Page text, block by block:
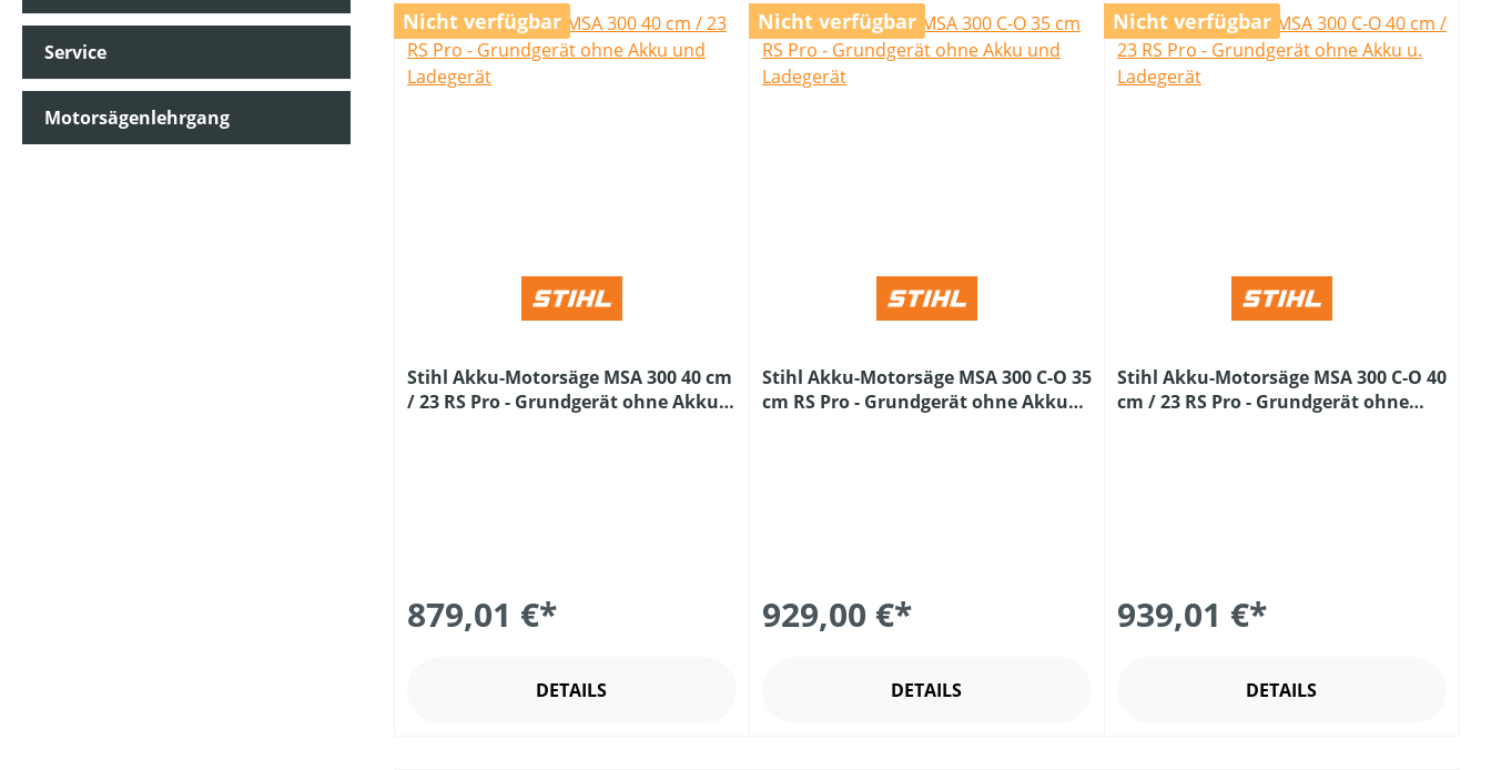
Service
Motorsägenlehrgang
Nicht verfügbar
Stihl Akku-Motorsäge MSA 300 40 cm
/ 23 RS Pro - Grundgerät ohne Akku
879,01 €*
DETAILS
Nicht verfügbar
Stihl Akku-Motorsäge MSA 300 C-O 35
cm RS Pro - Grundgerät ohne Akku
929,00 €*
DETAILS
Nicht verfügbar
Stihl Akku-Motorsäge MSA 300 C-O 40
cm / 23 RS Pro - Grundgerät ohne
939,01 €*
DETAILS